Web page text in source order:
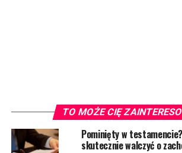
TO MOŻE CIĘ
Pominięty w
skutecznie walczyć o